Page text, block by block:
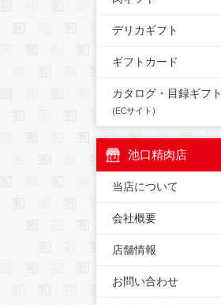
デリカギフト
ギフトカード
カタログ・目録ギフト
(ECサイト)
池口精肉店
当店について
会社概要
店舗情報
お問い合わせ